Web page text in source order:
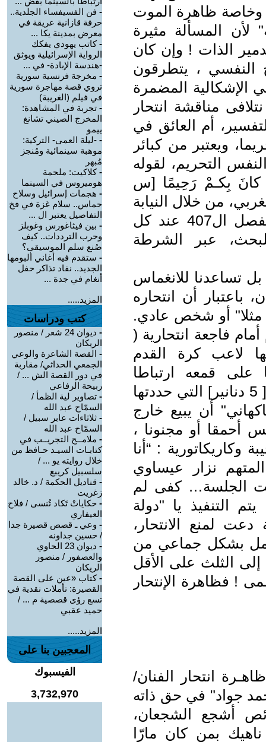
وخاصة ظاهرة الموت
لأن المسألة مثيرة
الذات ! وإن كان
النفسي ، يتطرقون
الإشكالية المضمرة
مناقشة انتحار
أم العائق في
ويعتبر من كبائر
التحريم، لقوله
كانَ بِكـمْ رَحِيمًا [س
من خلال النيابة
العامة التي تكون مطالَبة بتحريك الفصل ال407 عند كل
عبر الشرطة
بل تساعدنا للانغماس
باعتبار أن انتحاره
مثلا" أو شخص عادي.
فاجعة انتحارية (
لاعب كرة القدم
على قمعه ارتباطا
باحتجاجه على رفع سعـر( الموز) من [ 5 دنانير] التي حددتها
"الفاكهاني" أن يبيع خارج
أحمقا أو مجنونا ،
وكاريكاتورية : “أنا
نزار عيساوي
الجلسة… كفى لم
التنفيذ يا "دولة
دعت لمنع الانتحار،
بشكل جماعي من
الثلث على الأقل
العظمى ! فظاهرة الإنتحار
انتحار الفنان/
جواد" في حق ذاته
أشجع الشجعان،
بمن كان مارّا
- فن الفسيفساء الجلدية..
حرفة قازانية عريقة في
معرض بمدينة يكا ...
-كاتب يهودي يفكك
الرواية الإسرائيلية ويوثق
-هندسة الإبادة- في ...
- مخرجة فرنسية سورية
تروي قصة مهاجرة سورية
في فيلم (الغريبة)
- تجربة في المشاهدة:
المخرج الصيني تشانغ
ييمو
- -ليلة العمى- التركية:
موهبة سينمائية ومُنجز
مُبهر
-كلاكيت: ملحمة
هوميروس في السينما
- هجمات إسرائيل وسلاح
حماس.. سلام غزة في فخ
التفاصيل يعتبر ال ...
- بين فيثاغورس وغوبلز
وحرب الترددات.. كيف
صُنع سلم الموسيقى؟
- ستقدم فيه أغاني ألبومها
الجديد.. نفاد تذاكر حفل
أنغام في جدة ...
المزيد.....
كتب ودراسات
-
ديوان 24 شعر / منصور
الريكان
- القصة الشاعرة والوعي
الجمعي الحداثي/ مقاربة
في دور القصة الش ... /
ربيحة الرفاعي
- تصاوير لية الظمأ /
السمّاح عبد الله
- ثلاثاءات عابر سبيل /
السمّاح عبد الله
- ملامــح التجريــب في
كتابـات السيـد حـافظ من
خلال روايته يو ... /
سلسبيل كريبع
- قناديل الحكمة / د. خالد
زغريت
- حكاياتْ تَكاد تُنسى / فلاح
العيفاري
- وعي ـ قصص قصيرة جدا
/ حسين جداونه
-
ديوان 23 الحاوي
والعصفور / منصور
الريكان
-كتاب «عين على القصة
القصيرة: تأملات نقدية في
تسع رؤى قصصية م ... /
حميد عقبي
المزيد.....
المعجبين بنا على
الفيسبوك
3,732,970